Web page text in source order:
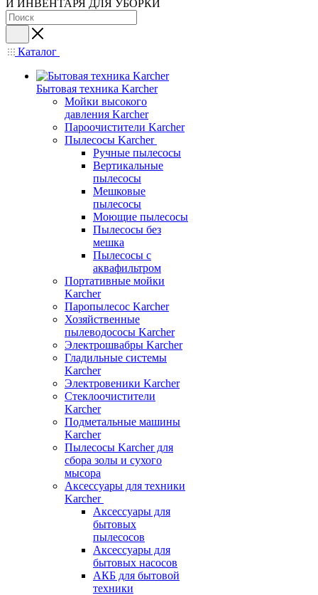
И ИНВЕНТАРЯ ДЛЯ УБОРКИ
Каталог
Бытовая техника Karcher
Мойки высокого
давления Karcher
Пароочистители Karcher
Пылесосы Karcher
Ручные пылесосы
Вертикальные
пылесосы
Мешковые
пылесосы
Моющие пылесосы
Пылесосы без
мешка
Пылесосы с
аквафильтром
Портативные мойки
Karcher
Паропылесос Karcher
Хозяйственные
пылеводососы Karcher
Электрошвабры Karcher
Гладильные системы
Karcher
Электровеники Karcher
Стеклоочистители
Karcher
Подметальные машины
Karcher
Пылесосы Karcher для
сбора золы и сухого
мысора
Аксессуары для техники
Karcher
Аксессуары для
бытовых
пылесосов
Аксессуары для
бытовых насосов
АКБ для бытовой
техники